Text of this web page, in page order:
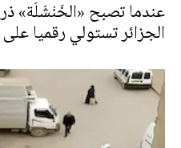
عندما تصبح «الخَنْشَلَة»
الجزائر تستولي رقميا